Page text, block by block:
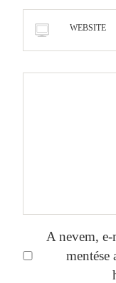
WEBSITE
A nevem,
mentése